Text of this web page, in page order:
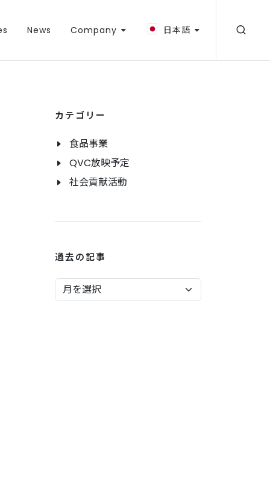
News Company 日本語
カテゴリー
食品事業
QVC放映予定
社会貢献活動
過去の記事